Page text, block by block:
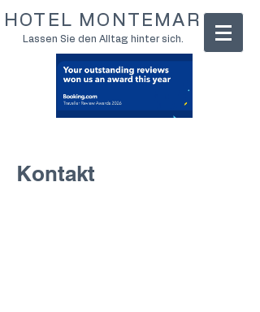
HOTEL MONTEMAR
Lassen Sie den Alltag hinter sich.
Kontakt